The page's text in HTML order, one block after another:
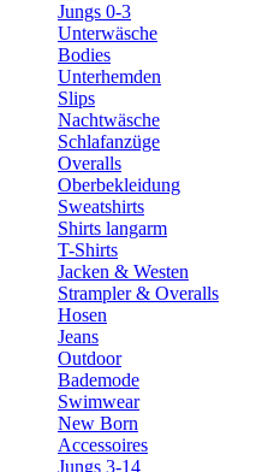
Jungs 0-3
Unterwäsche
Bodies
Unterhemden
Slips
Nachtwäsche
Schlafanzüge
Overalls
Oberbekleidung
Sweatshirts
Shirts langarm
T-Shirts
Jacken & Westen
Strampler & Overalls
Hosen
Jeans
Outdoor
Bademode
Swimwear
New Born
Accessoires
Jungs 3-14